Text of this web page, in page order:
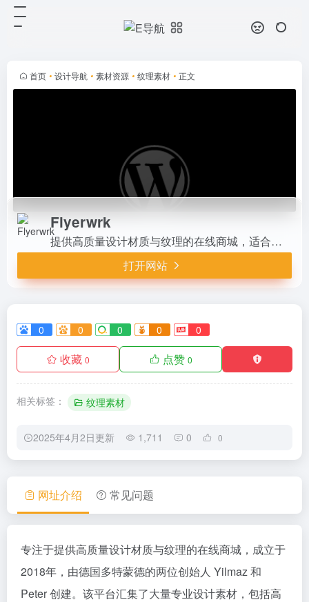
首页 • 设计导航 • 素材资源 • 纹理素材 • 正文
Flyerwrk
提供高质量设计材质与纹理的在线商城，适合专业设计师寻找创新和个性化的设计素材。
打开网站
0 0 0 0 0
收藏 0 点赞 0
相关标签： 纹理素材
2025年4月2日更新 1,711 0 0
化的设计素材。
网址介绍 常见问题
专注于提供高质量设计材质与纹理的在线商城，成立于
2018年，由德国多特蒙德的两位创始人 Yilmaz 和
Peter 创建。该平台汇集了大量专业设计素材，包括高